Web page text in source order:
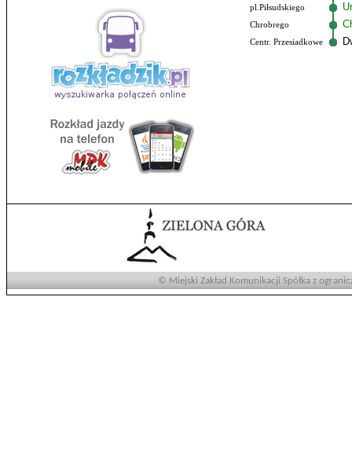
pl.Piłsudskiego
Chrobrego
Centr. Przesiadkowe
© Miejski Zakład Komunikacji Spółka z